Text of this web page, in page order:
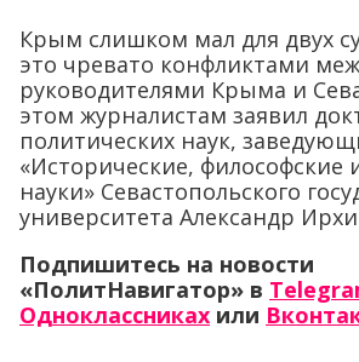
Крым слишком мал для двух
это чревато конфликтами
руководителями Крыма и
этом журналистам заявил
политических наук,
«Исторические, философские
науки» Севастопольского
университета Александр
Подпишитесь на новости
«ПолитНавигатор» в
Одноклассниках или